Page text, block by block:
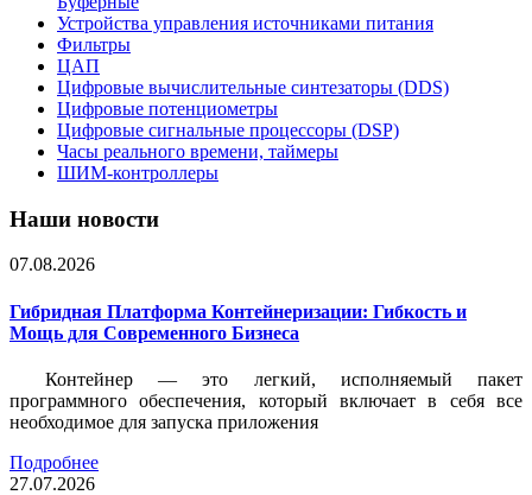
Устройства управления источниками питания
Фильтры
ЦАП
Цифровые вычислительные синтезаторы (DDS)
Цифровые потенциометры
Цифровые сигнальные процессоры (DSP)
Часы реального времени, таймеры
ШИМ-контроллеры
Наши новости
07.08.2026
Гибридная Платформа Контейнеризации: Гибкость и
Мощь для Современного Бизнеса
Контейнер — это легкий, исполняемый пакет
программного обеспечения, который включает в себя все
необходимое для запуска приложения
Подробнее
27.07.2026